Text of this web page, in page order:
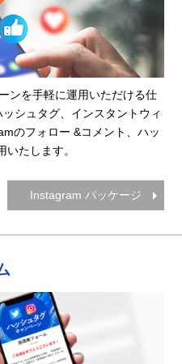
ンを手軽に運用いただける仕
シュタグ、インスタントウィ
のフォロー &コメント、ハッ
たします。
Instagram パッケージ